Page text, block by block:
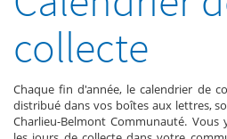
collecte
Chaque fin d'année, le calendrier de
distribué dans vos boîtes aux lettres,
Charlieu-Belmont Communauté.